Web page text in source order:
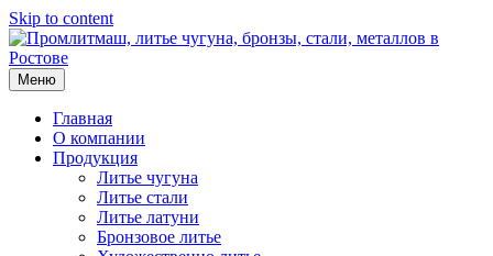
Skip to content
Меню
Главная
О компании
Продукция
Литье чугуна
Литье стали
Литье латуни
Бронзовое литье